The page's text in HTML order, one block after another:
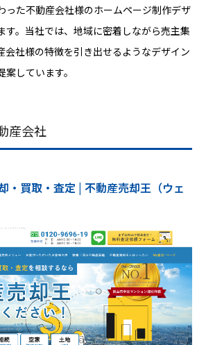
った不動産会社様のホームページ制作デザ
す。当社では、地域に密着しながら売主集
会社様の特徴を引き出せるようなデザイン
しています。
産会社
・買取・査定 | 不動産売却王（ウェ